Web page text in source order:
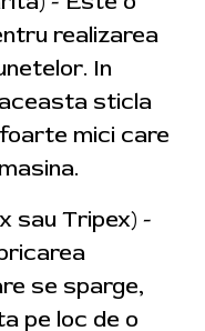
realizarea
In
sticla
mici care
sau Tripex) -
se sparge,
pe loc de o